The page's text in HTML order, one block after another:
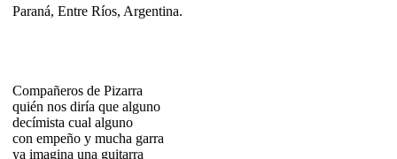
Paraná, Entre Ríos, Argentina.
Compañeros de Pizarra
quién nos diría que alguno
decímista cual alguno
con empeño y mucha garra
ya imagina una guitarra